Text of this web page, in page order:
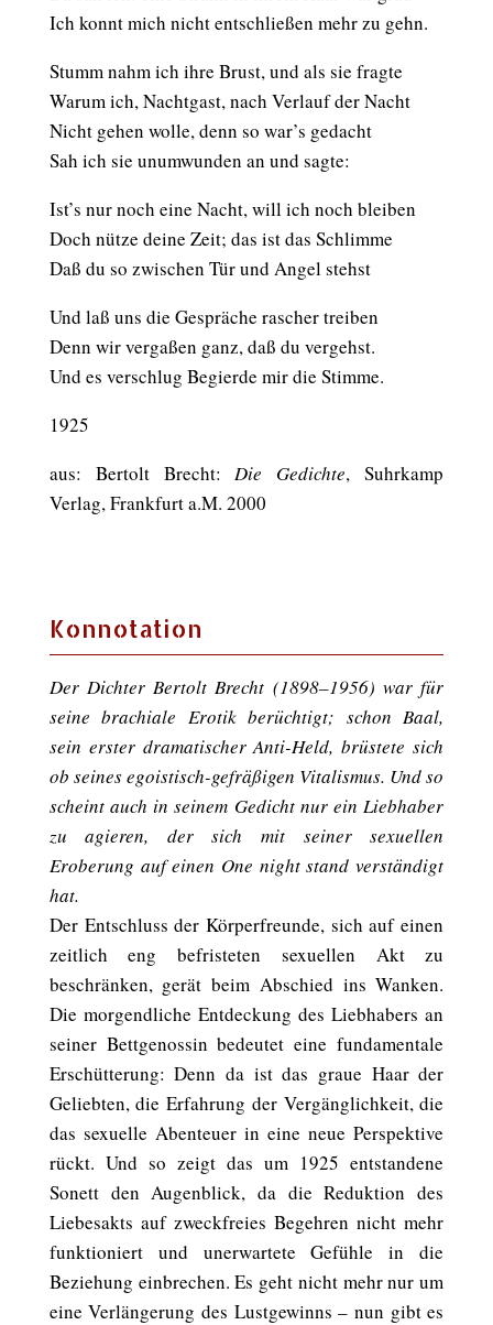
Ich konnt mich nicht entschließen mehr zu gehn.
Stumm nahm ich ihre Brust, und als sie fragte
Warum ich, Nachtgast, nach Verlauf der Nacht
Nicht gehen wolle, denn so war’s gedacht
Sah ich sie unumwunden an und sagte:
Ist’s nur noch eine Nacht, will ich noch bleiben
Doch nütze deine Zeit; das ist das Schlimme
Daß du so zwischen Tür und Angel stehst
Und laß uns die Gespräche rascher treiben
Denn wir vergaßen ganz, daß du vergehst.
Und es verschlug Begierde mir die Stimme.
1925
aus: Bertolt Brecht:Die Gedichte, Suhrkamp
Verlag, Frankfurt a.M. 2000
Konnotation
Der Dichter Bertolt Brecht (1898–1956) war für
seine brachiale Erotik berüchtigt; schon Baal,
sein erster dramatischer Anti-Held, brüstete sich
ob seines egoistisch-gefräßigen Vitalismus. Und so
scheint auch in seinem Gedicht nur ein Liebhaber
zu agieren, der sich mit seiner sexuellen
Eroberung auf einen One night stand verständigt
hat.
Der Entschluss der Körperfreunde, sich auf einen
zeitlich eng befristeten sexuellen Akt zu
beschränken, gerät beim Abschied ins Wanken.
Die morgendliche Entdeckung des Liebhabers an
seiner Bettgenossin bedeutet eine fundamentale
Erschütterung: Denn da ist das graue Haar der
Geliebten, die Erfahrung der Vergänglichkeit, die
das sexuelle Abenteuer in eine neue Perspektive
rückt. Und so zeigt das um 1925 entstandene
Sonett den Augenblick, da die Reduktion des
Liebesakts auf zweckfreies Begehren nicht mehr
funktioniert und unerwartete Gefühle in die
Beziehung einbrechen. Es geht nicht mehr nur um
eine Verlängerung des Lustgewinns – nun gibt es